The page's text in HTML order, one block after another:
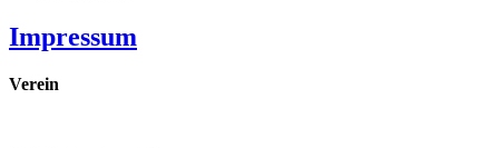
Impressum
Verein